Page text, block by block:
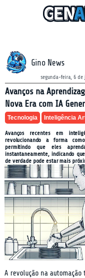
Gino News
segunda-feira, 6 de
Avanços na
Nova Era com IA
Tecnologia Inteligência
Avanços recentes em
revolucionando a forma
permitindo que eles
instantaneamente, indicando
de verdade pode estar mais
A revolução na